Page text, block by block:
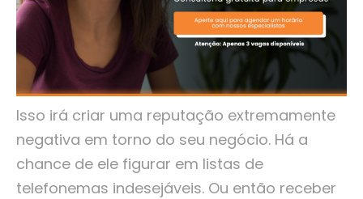
Isso irá criar uma reputação extremamente
negativa em torno do seu negócio. Há a
chance de ele figurar em listas de
telefonemas indesejáveis. Ou então receber